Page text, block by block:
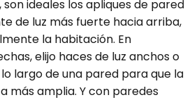
ideales los apliques de pared
de luz más fuerte hacia arriba,
la habitación. En
elijo haces de luz anchos o
largo de una pared para que la
más amplia. Y con paredes